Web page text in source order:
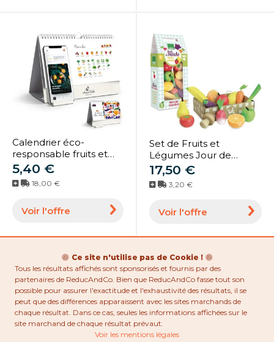
Calendrier éco-
responsable fruits et
légumes personnalisé
pour entreprise
5,40 €
18,00 €
Voir l'offre
Set de Fruits et
Légumes Jour de
Marché - Vilac
17,50 €
3,20 €
Voir l'offre
Ce site n'utilise pas de Cookie !
Tous les résultats affichés sont sponsorisés et fournis par des
partenaires de ReducAndCo. Bien que ReducAndCo fasse tout son
possible pour assurer l'exactitude et l'exhaustivité des résultats, il se
peut que des différences apparaissent avec les sites marchands de
chaque résultat. Dans ce cas, seules les informations affichées sur le
site marchand de chaque résultat prévaut.
Voir les mentions légales